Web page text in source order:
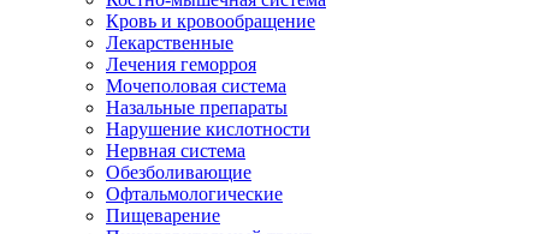
Кровь и кровообращение
Лекарственные
Лечения геморроя
Мочеполовая система
Назальные препараты
Нарушение кислотности
Нервная система
Обезболивающие
Офтальмологические
Пищеварение